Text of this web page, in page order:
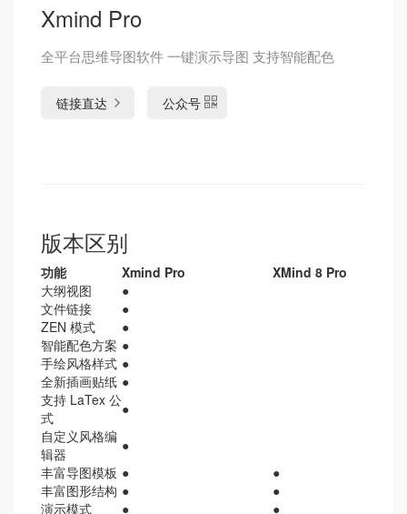
Xmind Pro
全平台思维导图软件 一键演示导图 支持智能配色
链接直达 公众号
版本区别
功能 Xmind Pro
XMind 8 Pro
大纲视图
●
文件链接
●
ZEN 模式
●
智能配色方案 ●
手绘风格样式 ●
全新插画贴纸 ●
支持 LaTex 公
式
●
自定义风格编
辑器
●
丰富导图模板 ●
●
丰富图形结构 ●
●
演示模式
●
●